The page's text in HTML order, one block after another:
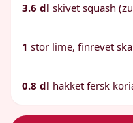
3.6 dl skivet squash
1 stor lime, finrevet
0.8 dl hakket fersk